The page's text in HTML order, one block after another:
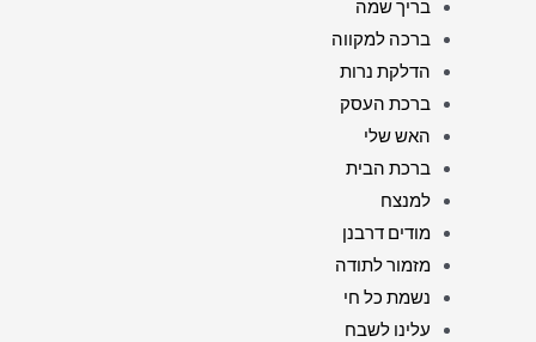
בריך שמה
ברכה למקווה
הדלקת נרות
ברכת העסק
האש שלי
ברכת הבית
למנצח
מודים דרבנן
מזמור לתודה
נשמת כל חי
עלינו לשבח